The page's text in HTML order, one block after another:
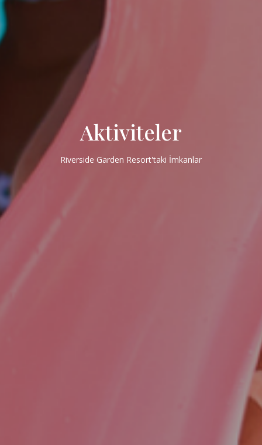
Aktiviteler
Riverside Garden Resort'taki İmkanlar